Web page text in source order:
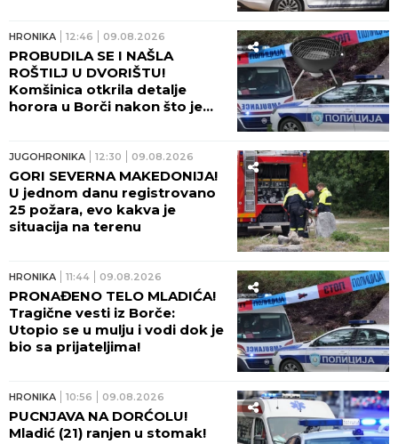
HRONIKA 12:46 09.08.2026
PROBUDILA SE I NAŠLA
ROŠTILJ U DVORIŠTU!
Komšinica otkrila detalje
horora u Borči nakon što je
JUGOHRONIKA 12:30 09.08.2026
GORI SEVERNA MAKEDONIJA!
U jednom danu registrovano
25 požara, evo kakva je
situacija na terenu
HRONIKA 11:44 09.08.2026
PRONAĐENO TELO MLADIĆA!
Tragične vesti iz Borče:
Utopio se u mulju i vodi dok je
bio sa prijateljima!
HRONIKA 10:56 09.08.2026
PUCNJAVA NA DORĆOLU!
Mladić (21) ranjen u stomak!